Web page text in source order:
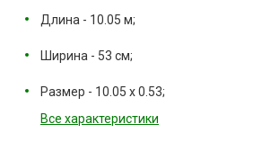
Длина - 10.05 м;
Ширина - 53 см;
Размер - 10.05 х 0.53;
Все характеристики